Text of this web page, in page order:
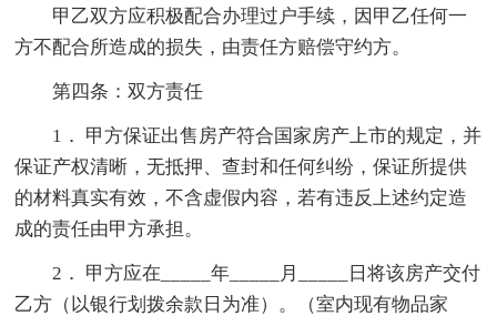
甲乙双方应积极配合办理过户手续，因甲乙任何一
方不配合所造成的损失，由责任方赔偿守约方。
第四条：双方责任
1． 甲方保证出售房产符合国家房产上市的规定，并
保证产权清晰，无抵押、查封和任何纠纷，保证所提供
的材料真实有效，不含虚假内容，若有违反上述约定造
成的责任由甲方承担。
2． 甲方应在_____年_____月_____日将该房产交付
乙方（以银行划拨余款日为准）。（室内现有物品家